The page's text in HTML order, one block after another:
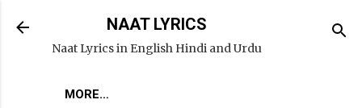
Skip to main content
NAAT LYRICS
Naat Lyrics in English Hindi and Urdu
MORE…